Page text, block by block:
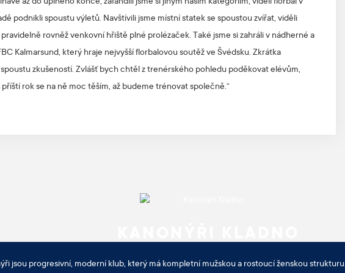
podnikli spoustu výletů. Navštívili jsme místní statek se spoustou zvířat, viděli
rovněž venkovní hřiště plné prolézaček. Také jsme si zahráli v nádherné a
Kalmarsund, který hraje nejvyšší florbalovou soutěž ve Švédsku. Zkrátka
zkušeností. Zvlášť bych chtěl z trenérského pohledu poděkovat elévům,
rok se na ně moc těším, až budeme trénovat společně.“
jsou progresivní, moderní klub, který má kompletní mužskou a rostoucí ženskou